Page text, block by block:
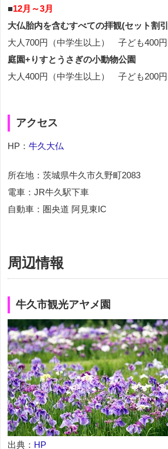
■12月～3月
大仏胎内を含むすべての拝観(セット割
大人700円（中学生以上） 子ども400円
庭園+りすとうさぎの小動物公園
大人400円（中学生以上） 子ども200円
アクセス
HP： 牛久大仏
所在地：茨城県牛久市久野町2083
電車：JR牛久駅下車
自動車：圏央道 阿見東IC
周辺情報
牛久市観光アヤメ園
出典： HP